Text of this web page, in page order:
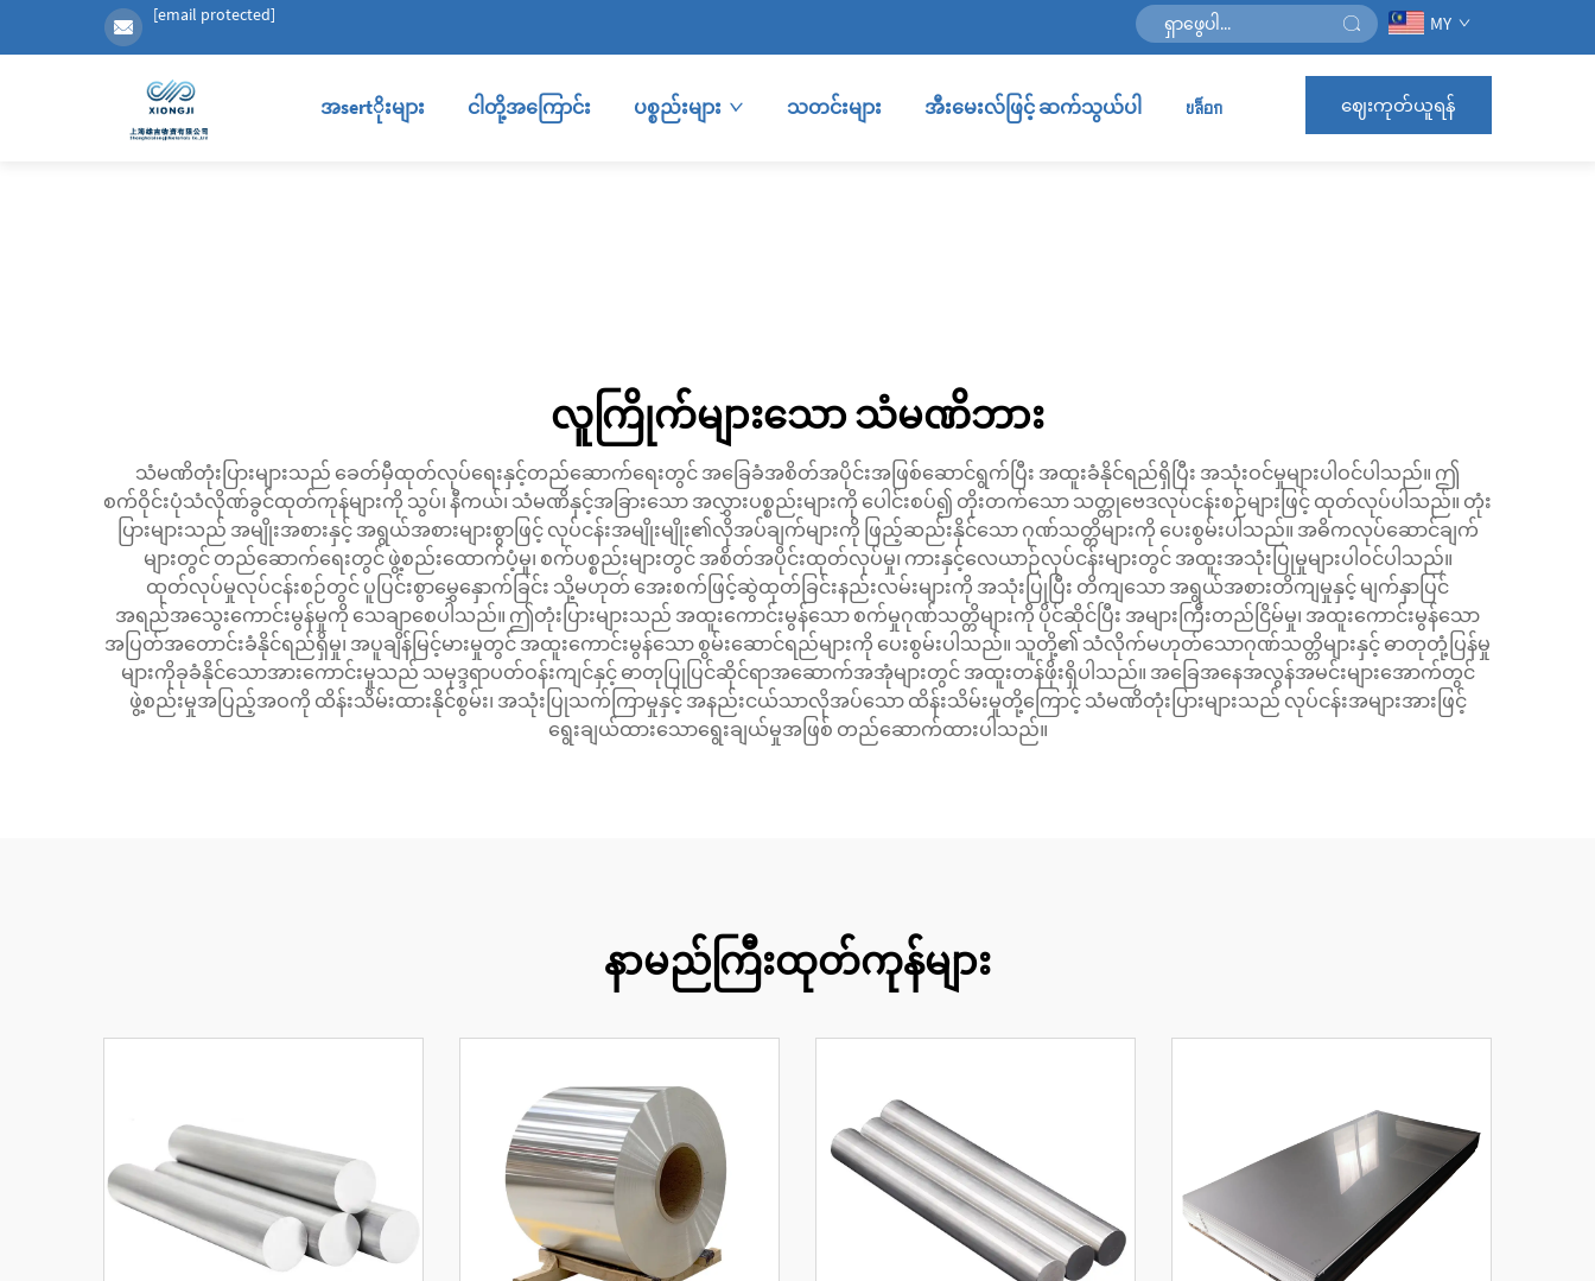
[email protected] MY
အsertိုးများ ငါတို့အကြောင်း ပစ္စည်းများ သတင်းများ အီးမေးလ်ဖြင့် ဆက်သွယ်ပါ บล็อก ဈေးကုတ်ယူရန်
လူကြိုက်များသော သံမဏိဘား
သံမဏိတုံးပြားများသည် ခေတ်မှီထုတ်လုပ်ရေးနှင့်တည်ဆောက်ရေးတွင် အခြေခံအစိတ်အပိုင်းအဖြစ်ဆောင်ရွက်ပြီး အထူးခံနိုင်ရည်ရှိပြီး အသုံးဝင်မှုများပါဝင်ပါသည်။ ဤ
စက်ဝိုင်းပုံသံလိုဏ်ခွင်ထုတ်ကုန်များကို သွပ်၊ နီကယ်၊ သံမဏိနှင့်အခြားသော အလွှားပစ္စည်းများကို ပေါင်းစပ်၍ တိုးတက်သော သတ္တုဗေဒလုပ်ငန်းစဉ်များဖြင့် ထုတ်လုပ်ပါသည်။ တုံး
ပြားများသည် အမျိုးအစားနှင့် အရွယ်အစားများစွာဖြင့် လုပ်ငန်းအမျိုးမျိုး၏လိုအပ်ချက်များကို ဖြည့်ဆည်းနိုင်သော ဂုဏ်သတ္တိများကို ပေးစွမ်းပါသည်။ အဓိကလုပ်ဆောင်ချက်
များတွင် တည်ဆောက်ရေးတွင် ဖွဲ့စည်းထောက်ပံ့မှု၊ စက်ပစ္စည်းများတွင် အစိတ်အပိုင်းထုတ်လုပ်မှု၊ ကားနှင့်လေယာဉ်လုပ်ငန်းများတွင် အထူးအသုံးပြုမှုများပါဝင်ပါသည်။
ထုတ်လုပ်မှုလုပ်ငန်းစဉ်တွင် ပူပြင်းစွာမွှေနှောက်ခြင်း သို့မဟုတ် အေးစက်ဖြင့်ဆွဲထုတ်ခြင်းနည်းလမ်းများကို အသုံးပြုပြီး တိကျသော အရွယ်အစားတိကျမှုနှင့် မျက်နှာပြင်
အရည်အသွေးကောင်းမွန်မှုကို သေချာစေပါသည်။ ဤတုံးပြားများသည် အထူးကောင်းမွန်သော စက်မှုဂုဏ်သတ္တိများကို ပိုင်ဆိုင်ပြီး အများကြီးတည်ငြိမ်မှု၊ အထူးကောင်းမွန်သော
အပြတ်အတောင်းခံနိုင်ရည်ရှိမှု၊ အပူချိန်မြင့်မားမှုတွင် အထူးကောင်းမွန်သော စွမ်းဆောင်ရည်များကို ပေးစွမ်းပါသည်။ သူတို့၏ သံလိုက်မဟုတ်သောဂုဏ်သတ္တိများနှင့် ဓာတုတုံ့ပြန်မှု
များကိုခုခံနိုင်သောအားကောင်းမှုသည် သမုဒ္ဒရာပတ်ဝန်းကျင်နှင့် ဓာတုပြုပြင်ဆိုင်ရာအဆောက်အအုံများတွင် အထူးတန်ဖိုးရှိပါသည်။ အခြေအနေအလွန်အမင်းများအောက်တွင်
ဖွဲ့စည်းမှုအပြည့်အဝကို ထိန်းသိမ်းထားနိုင်စွမ်း၊ အသုံးပြုသက်ကြာမှုနှင့် အနည်းငယ်သာလိုအပ်သော ထိန်းသိမ်းမှုတို့ကြောင့် သံမဏိတုံးပြားများသည် လုပ်ငန်းအများအားဖြင့်
ရွေးချယ်ထားသောရွေးချယ်မှုအဖြစ် တည်ဆောက်ထားပါသည်။
နာမည်ကြီးထုတ်ကုန်များ